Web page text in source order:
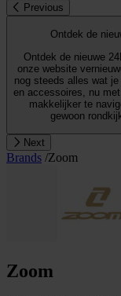
Previous
Ontdek de
Ontdek de nieuwe 24MX:
onze website
nog steeds alles wat
en accessoires, nu
makkelijker te
gewoon
Next
Brands /Zoom
Zoom